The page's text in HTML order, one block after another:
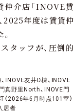
介店「INOVE賃
2025年度は賃貸仲
タッフが、圧倒的
INOVE友井D棟、INOVE
真野里North、INOVE門
（2026年6月時点101室）
居者